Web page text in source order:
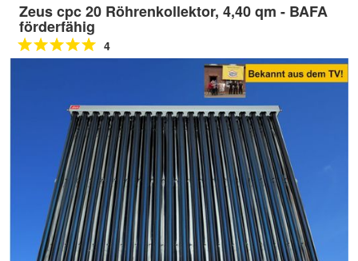
Zeus cpc 20 Röhrenkollektor, 4,40 qm - BAFA
förderfähig
4